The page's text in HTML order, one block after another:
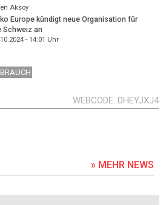
Aksoy
Europe kündigt neue Organisation für
Schweiz an
- 14:01 Uhr
WEBCODE DHEYJXJ4
» MEHR NEWS